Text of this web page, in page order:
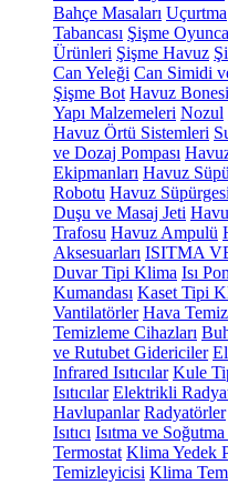
Bahçe Masaları Uçurtma
Tabancası Şişme
Ürünleri Şişme Havuz
Can Yeleği Can Simidi
Şişme Bot Havuz Bonesi
Yapı Malzemeleri Nozul
Havuz Örtü Sistemleri
ve Dozaj Pompası
Ekipmanları Havuz
Robotu Havuz Süpürgesi
Duşu ve Masaj Jeti
Trafosu Havuz Ampulü
Aksesuarları ISITMA
Duvar Tipi Klima Isı
Kumandası Kaset Tipi
Vantilatörler Hava
Temizleme Cihazları
ve Rutubet Gidericiler
Infrared Isıtıcılar Kule
Isıtıcılar Elektrikli
Havlupanlar Radyatörler
Isıtıcı Isıtma ve
Termostat Klima Yedek
Temizleyicisi Klima